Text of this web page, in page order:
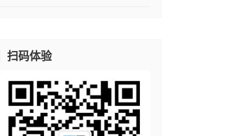
扫码体验